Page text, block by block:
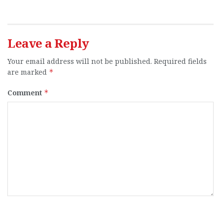
Leave a Reply
Your email address will not be published. Required fields
are marked *
Comment *